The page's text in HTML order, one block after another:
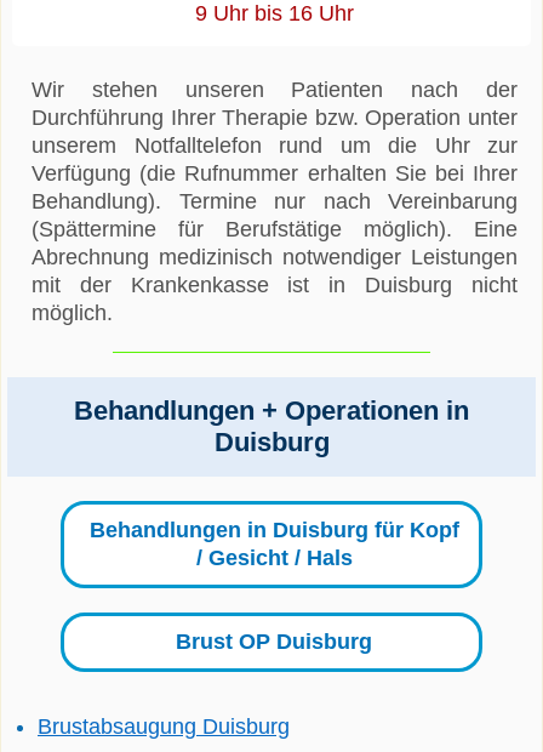
9 Uhr bis 16 Uhr
Wir stehen unseren Patienten nach der
Durchführung Ihrer Therapie bzw. Operation unter
unserem Notfalltelefon rund um die Uhr zur
Verfügung (die Rufnummer erhalten Sie bei Ihrer
Behandlung). Termine nur nach Vereinbarung
(Spättermine für Berufstätige möglich). Eine
Abrechnung medizinisch notwendiger Leistungen
mit der Krankenkasse ist in Duisburg nicht
möglich.
Behandlungen + Operationen in
Duisburg
Behandlungen in Duisburg für Kopf
/ Gesicht / Hals
Brust OP Duisburg
Brustabsaugung Duisburg